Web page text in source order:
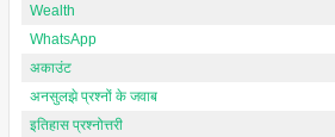
Wealth
WhatsApp
अकाउंट
अनसुलझे प्रश्नों के जवाब
इतिहास प्रश्नोत्तरी